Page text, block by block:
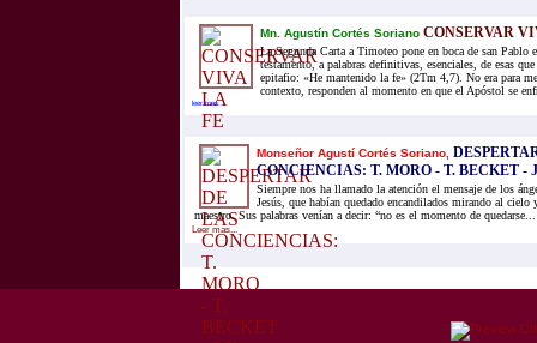
Mn. Agustín Cortés Soriano CONSERVAR
La Segunda Carta a Timoteo pone en boca de san Pablo
testamento, a palabras definitivas, esenciales, de esas
epitafio: «He mantenido la fe» (2Tm 4,7). No era para
contexto, responden al momento en que el Apóstol se
leer mas...
Monseñor Agustí Cortés Soriano,
CONCIENCIAS: T. MORO - T. BECKET -
Siempre nos ha llamado la atención el mensaje de los
Jesús, que habían quedado encandilados mirando al cielo
maestro. Sus palabras venían a decir: “no es el momento de quedarse...
Leer mas...